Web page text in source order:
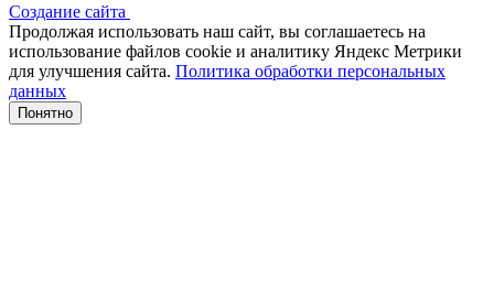
Создание сайта
Продолжая использовать наш сайт, вы соглашаетесь на
использование файлов сооkіе и аналитику Яндекс Метрики
для улучшения сайта. Политика обработки персональных
данных
Понятно